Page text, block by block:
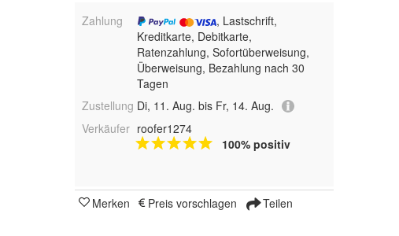
Zahlung
, Lastschrift,
Kreditkarte, Debitkarte,
Ratenzahlung, Sofortüberweisung,
Überweisung, Bezahlung nach 30
Tagen
Zustellung Di, 11. Aug. bis Fr, 14. Aug.
Verkäufer roofer1274
100% positiv
Merken Preis vorschlagen Teilen